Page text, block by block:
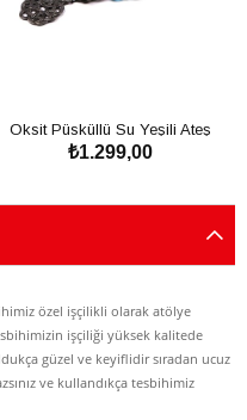
Oksit Püsküllü Su Yeşili Ateş
Kehribar Tesbih
₺1.299,00
özel işçilikli olarak atölye
işçiliği yüksek kalitede
güzel ve keyiflidir sıradan ucuz
ve kullandıkça tesbihimiz